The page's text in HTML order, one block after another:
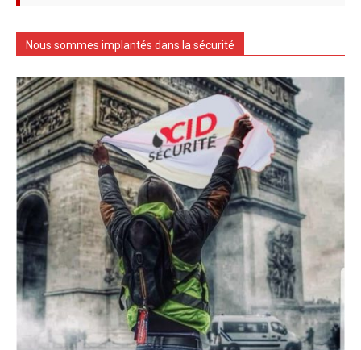
Nous sommes implantés dans la sécurité